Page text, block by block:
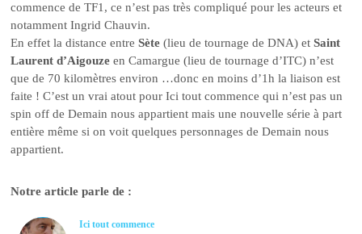
commence de TF1, ce n’est pas très compliqué pour les acteurs et
notamment Ingrid Chauvin.
En effet la distance entreSète(lieu de tournage de DNA) etSaint
Laurent d’Aigouze en Camargue (lieu de tournage d’ITC) n’est
que de 70 kilomètres environ …donc en moins d’1h la liaison est
faite ! C’est un vrai atout pour Ici tout commence qui n’est pas un
spin off de Demain nous appartient mais une nouvelle série à part
entière même si on voit quelques personnages de Demain nous
appartient.
Notre article parle de :
Ici tout commence